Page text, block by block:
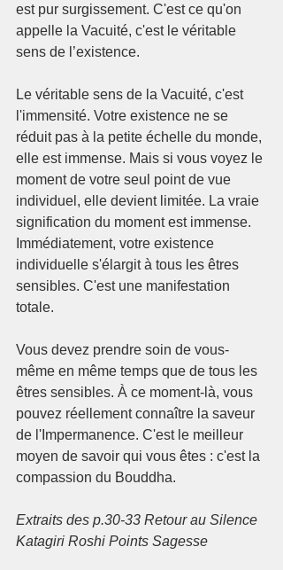
est pur surgissement. C'est ce qu'on
appelle la Vacuité, c'est le véritable
sens de l’existence.
Le véritable sens de la Vacuité, c'est
l'immensité. Votre existence ne se
réduit pas à la petite échelle du monde,
elle est immense. Mais si vous voyez le
moment de votre seul point de vue
individuel, elle devient limitée. La vraie
signification du moment est immense.
Immédiatement, votre existence
individuelle s'élargit à tous les êtres
sensibles. C'est une manifestation
totale.
Vous devez prendre soin de vous-
même en même temps que de tous les
êtres sensibles. À ce moment-là, vous
pouvez réellement connaître la saveur
de l'Impermanence. C'est le meilleur
moyen de savoir qui vous êtes : c'est la
compassion du Bouddha.
Extraits des p.30-33 Retour au Silence
Katagiri Roshi Points Sagesse